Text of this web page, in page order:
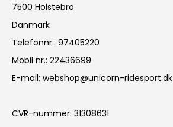
7500 Holstebro
Danmark
Telefonnr.: 97405220
Mobil nr.: 22436699
E-mail: webshop@unicorn-ridesport.dk
CVR-nummer: 31308631